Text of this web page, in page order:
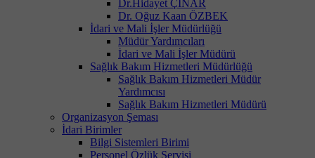
Dr.Hidayet ÇINAR
Dr. Oğuz Kaan ÖZBEK
İdari ve Mali İşler Müdürlüğü
Müdür Yardımcıları
İdari ve Mali İşler Müdürü
Sağlık Bakım Hizmetleri Müdürlüğü
Sağlık Bakım Hizmetleri Müdür
Yardımcısı
Sağlık Bakım Hizmetleri Müdürü
Organizasyon Şeması
İdari Birimler
Bilgi Sistemleri Birimi
Personel Özlük Servisi